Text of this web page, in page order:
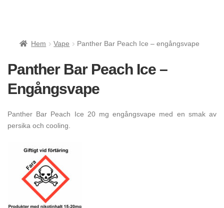
Hem Vape Panther Bar Peach Ice – engångsvape
Panther Bar Peach Ice –
Engångsvape
Panther Bar Peach Ice 20 mg engångsvape med en smak av
persika och cooling.